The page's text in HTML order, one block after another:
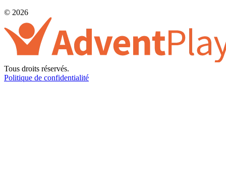
© 2026
Tous droits réservés.
Politique de confidentialité